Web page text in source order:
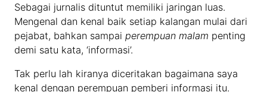
Sebagai jurnalis dituntut memiliki jaringan luas.
Mengenal dan kenal baik setiap kalangan mulai dari
pejabat, bahkan sampaiperempuan malam penting
demi satu kata, ‘informasi’.
Tak perlu lah kiranya diceritakan bagaimana saya
kenal dengan perempuan pemberi informasi itu.